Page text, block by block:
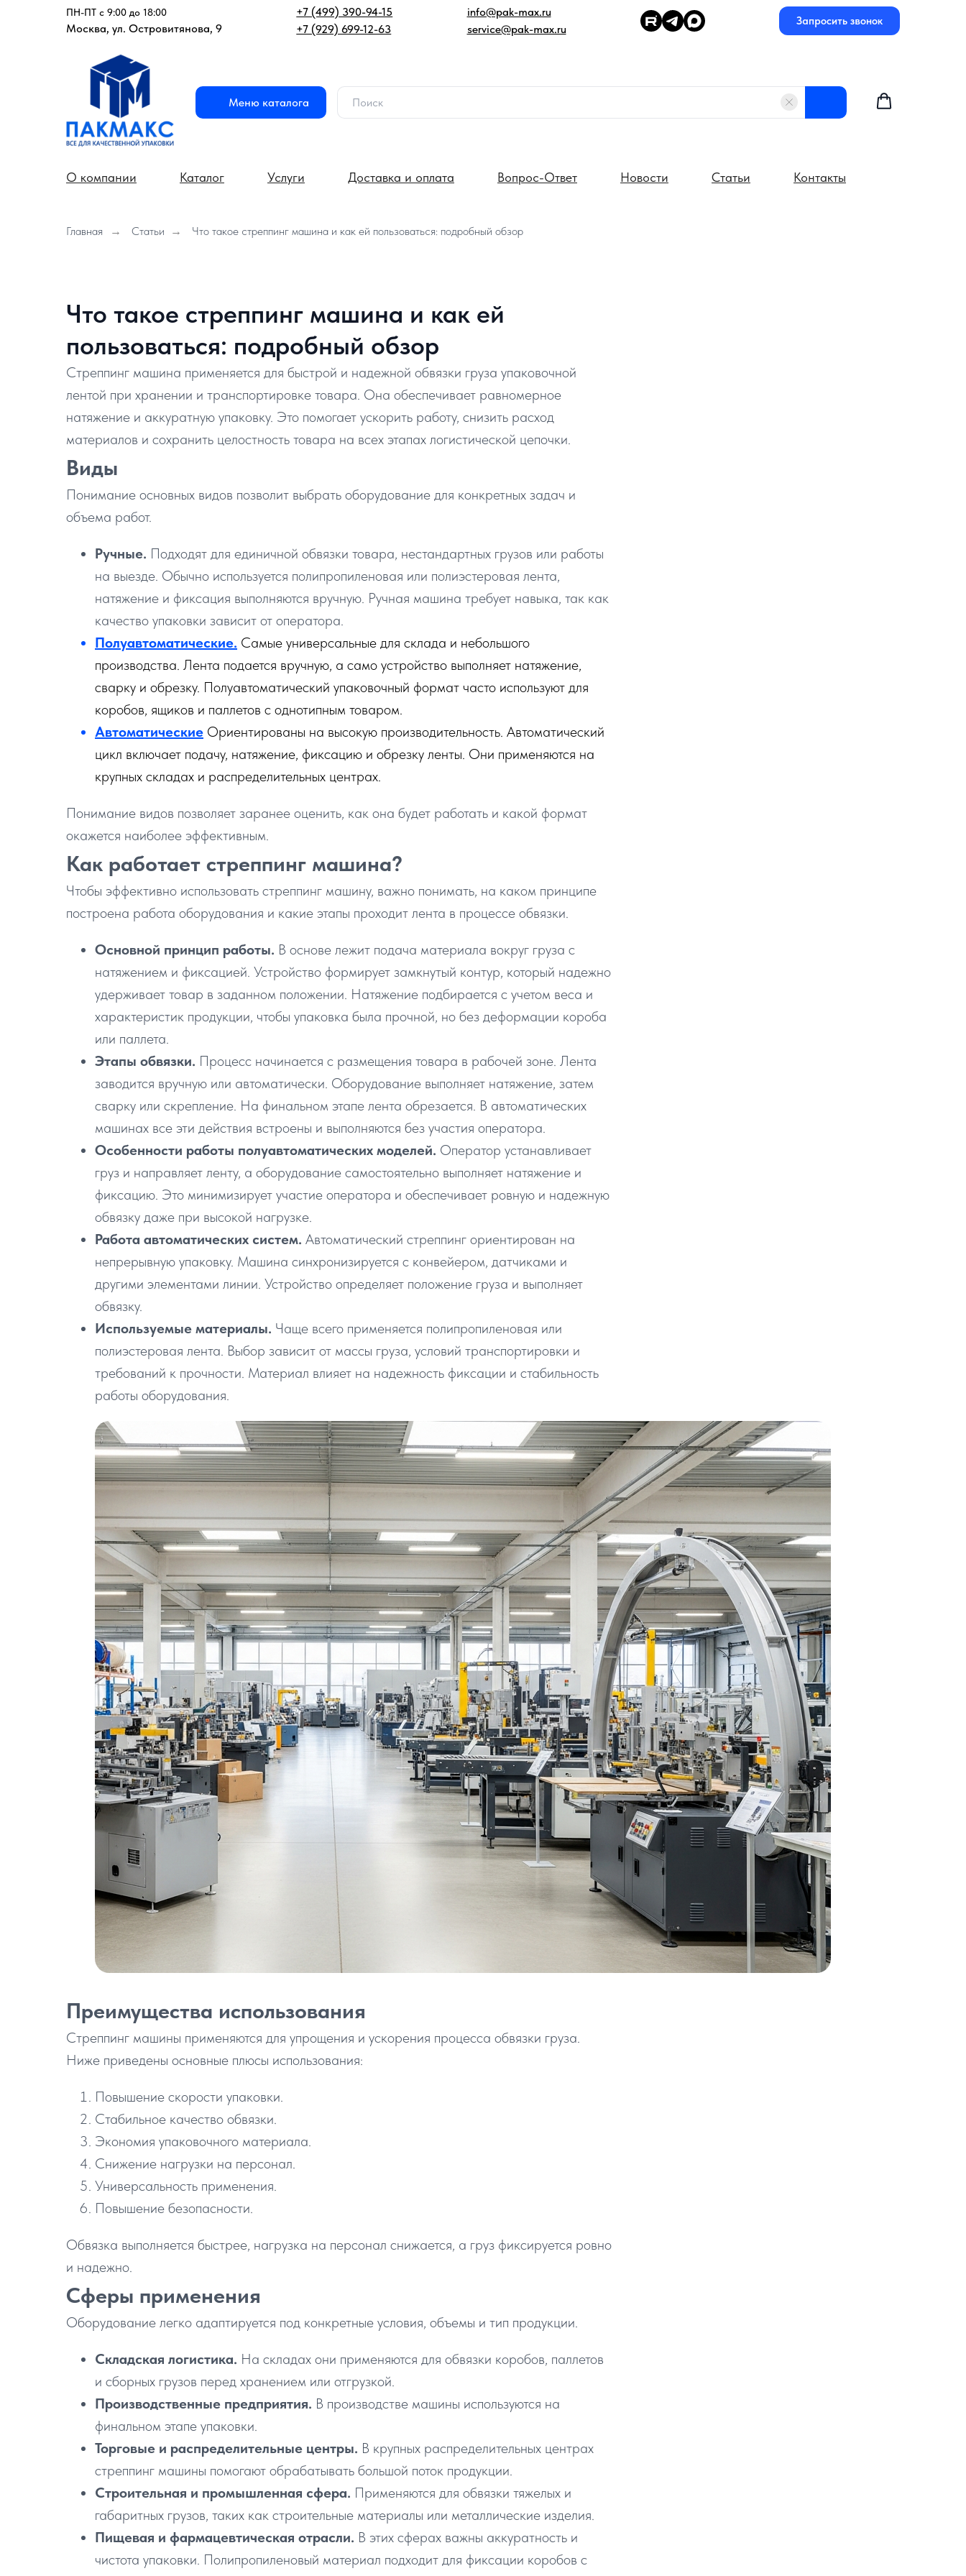
ПН-ПТ с 9:00 до 18:00
Москва, ул. Островитянова, 9
+7 (499) 390-94-15
+7 (929) 699-12-63
info@pak-max.ru
service@pak-max.ru
Запросить звонок
Меню каталога
О компании Каталог Услуги Доставка и оплата Вопрос-Ответ Новости Статьи Контакты
Главная → Статьи → Что такое стреппинг машина и как ей пользоваться: подробный обзор
Что такое стреппинг машина и как ей
пользоваться: подробный обзор
Стреппинг машина применяется для быстрой и надежной обвязки груза упаковочной
лентой при хранении и транспортировке товара. Она обеспечивает равномерное
натяжение и аккуратную упаковку. Это помогает ускорить работу, снизить расход
материалов и сохранить целостность товара на всех этапах логистической цепочки.
Виды
Понимание основных видов позволит выбрать оборудование для конкретных задач и
объема работ.
Ручные. Подходят для единичной обвязки товара, нестандартных грузов или работы
на выезде. Обычно используется полипропиленовая или полиэстеровая лента,
натяжение и фиксация выполняются вручную. Ручная машина требует навыка, так как
качество упаковки зависит от оператора.
Полуавтоматические. Самые универсальные для склада и небольшого
производства. Лента подается вручную, а само устройство выполняет натяжение,
сварку и обрезку. Полуавтоматический упаковочный формат часто используют для
коробов, ящиков и паллетов с однотипным товаром.
Автоматические Ориентированы на высокую производительность. Автоматический
цикл включает подачу, натяжение, фиксацию и обрезку ленты. Они применяются на
крупных складах и распределительных центрах.
Понимание видов позволяет заранее оценить, как она будет работать и какой формат
окажется наиболее эффективным.
Как работает стреппинг машина?
Чтобы эффективно использовать стреппинг машину, важно понимать, на каком принципе
построена работа оборудования и какие этапы проходит лента в процессе обвязки.
Основной принцип работы. В основе лежит подача материала вокруг груза с
натяжением и фиксацией. Устройство формирует замкнутый контур, который надежно
удерживает товар в заданном положении. Натяжение подбирается с учетом веса и
характеристик продукции, чтобы упаковка была прочной, но без деформации короба
или паллета.
Этапы обвязки. Процесс начинается с размещения товара в рабочей зоне. Лента
заводится вручную или автоматически. Оборудование выполняет натяжение, затем
сварку или скрепление. На финальном этапе лента обрезается. В автоматических
машинах все эти действия встроены и выполняются без участия оператора.
Особенности работы полуавтоматических моделей. Оператор устанавливает
груз и направляет ленту, а оборудование самостоятельно выполняет натяжение и
фиксацию. Это минимизирует участие оператора и обеспечивает ровную и надежную
обвязку даже при высокой нагрузке.
Работа автоматических систем. Автоматический стреппинг ориентирован на
непрерывную упаковку. Машина синхронизируется с конвейером, датчиками и
другими элементами линии. Устройство определяет положение груза и выполняет
обвязку.
Используемые материалы. Чаще всего применяется полипропиленовая или
полиэстеровая лента. Выбор зависит от массы груза, условий транспортировки и
требований к прочности. Материал влияет на надежность фиксации и стабильность
работы оборудования.
Преимущества использования
Стреппинг машины применяются для упрощения и ускорения процесса обвязки груза.
Ниже приведены основные плюсы использования:
Повышение скорости упаковки.
Стабильное качество обвязки.
Экономия упаковочного материала.
Снижение нагрузки на персонал.
Универсальность применения.
Повышение безопасности.
Обвязка выполняется быстрее, нагрузка на персонал снижается, а груз фиксируется ровно
и надежно.
Сферы применения
Оборудование легко адаптируется под конкретные условия, объемы и тип продукции.
Складская логистика. На складах они применяются для обвязки коробов, паллетов
и сборных грузов перед хранением или отгрузкой.
Производственные предприятия. В производстве машины используются на
финальном этапе упаковки.
Торговые и распределительные центры. В крупных распределительных центрах
стреппинг машины помогают обрабатывать большой поток продукции.
Строительная и промышленная сфера. Применяются для обвязки тяжелых и
габаритных грузов, таких как строительные материалы или металлические изделия.
Пищевая и фармацевтическая отрасли. В этих сферах важны аккуратность и
чистота упаковки. Полипропиленовый материал подходит для фиксации коробов с